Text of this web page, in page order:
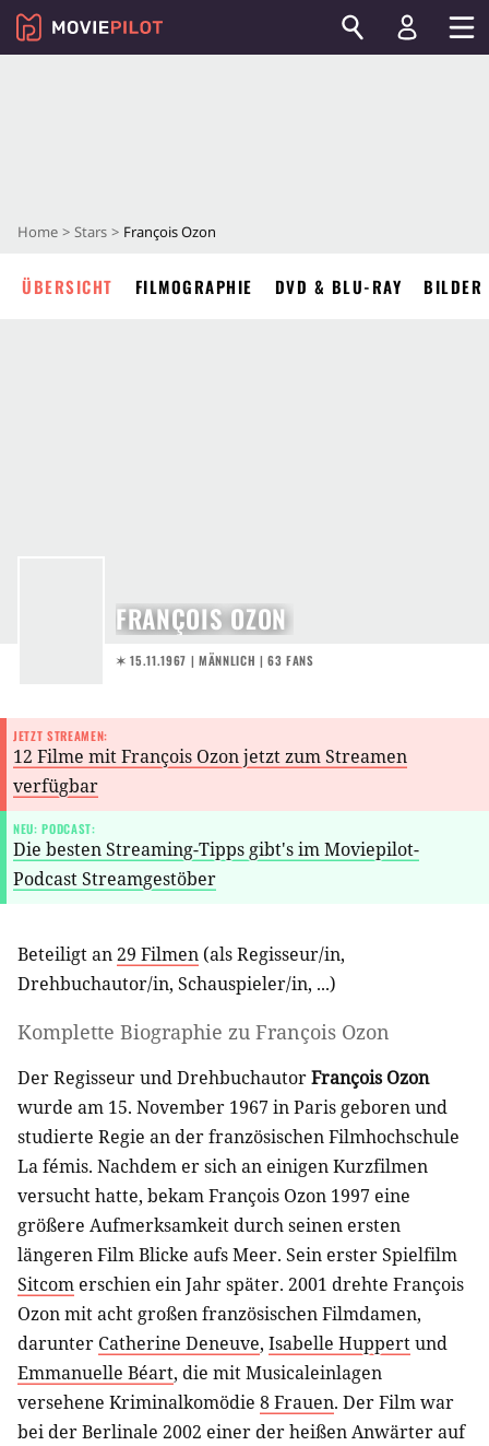
Home Stars François Ozon
ÜBERSICHT FILMOGRAPHIE DVD & BLU-RAY BILDER
FRANÇOIS OZON
✶ 15.11.1967 | MÄNNLICH | 63 FANS
JETZT STREAMEN:
12 Filme mit François Ozon jetzt zum Streamen
verfügbar
NEU: PODCAST:
Die besten Streaming-Tipps gibt's im Moviepilot-
Podcast Streamgestöber
Beteiligt an29 Filmen (alsRegisseur/in,
Drehbuchautor/in, Schauspieler/in, ...)
Komplette Biographie zu François Ozon
Der Regisseur und DrehbuchautorFrançois Ozon
wurde am 15. November 1967 in Paris geboren und
studierte Regie an der französischen Filmhochschule
La fémis. Nachdem er sich an einigen Kurzfilmen
versucht hatte, bekam François Ozon 1997 eine
größere Aufmerksamkeit durch seinen ersten
längeren Film Blicke aufs Meer. Sein erster Spielfilm
Sitcom erschien ein Jahr später. 2001 drehte François
Ozon mit acht großen französischen Filmdamen,
darunter Catherine Deneuve, Isabelle Huppertund
Emmanuelle Béart, die mit Musicaleinlagen
versehene Kriminalkomödie 8 Frauen. Der Film war
bei der Berlinale 2002 einer der heißen Anwärter auf